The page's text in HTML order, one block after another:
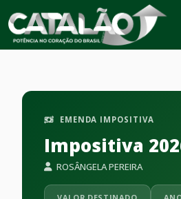
EMENDA IMPOSITIVA
Impositiva
ROSÂNGELA PEREIRA